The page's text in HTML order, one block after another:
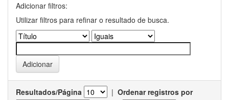
Adicionar filtros:
Utilizar filtros para refinar o resultado de busca.
Resultados/Página | Ordenar registros por